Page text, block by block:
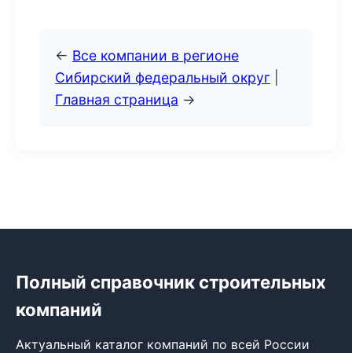
← Все компании в регионе
Сибирский федеральный округ
Главная страница →
Полный справочник строительных
компаний
Актуальный каталог компаний по всей России